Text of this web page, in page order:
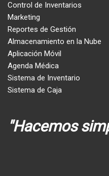
Control de Inventarios
Marketing
Reportes de Gestión
Almacenamiento en la Nube
Aplicación Móvil
Agenda Médica
Sistema de Inventario
Sistema de Caja
"Hacemos